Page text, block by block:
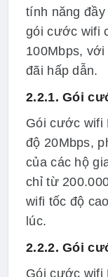
tính năng
gói cước wifi
100Mbps,
đãi hấp dẫn.
2.2.1. Gói
Gói cước wifi
độ 20Mbps,
của các hộ
chỉ từ
wifi tốc độ
lúc.
2.2.2. Gói
Gói cước wifi